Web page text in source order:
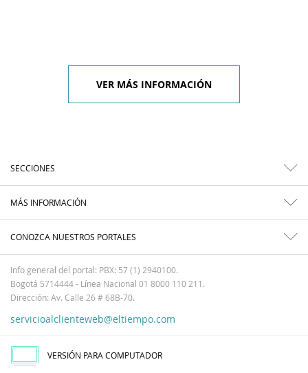
VER MÁS INFORMACIÓN
SECCIONES
MÁS INFORMACIÓN
CONOZCA NUESTROS PORTALES
Info general del portal: PBX: 57 (1) 2940100.
Bogotá 5714444 - Línea Nacional 01 8000 110 211.
Dirección: Av. Calle 26 # 68B-70.
servicioalclienteweb@eltiempo.com
VERSIÓN PARA COMPUTADOR